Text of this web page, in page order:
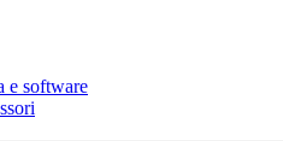
e software